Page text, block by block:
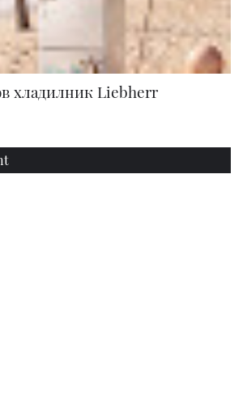
хладилник Liebherr